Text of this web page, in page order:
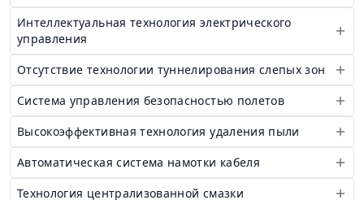
Интеллектуальная технология электрического
управления
Отсутствие технологии туннелирования слепых зон
Система управления безопасностью полетов
Высокоэффективная технология удаления пыли
Автоматическая система намотки кабеля
Технология централизованной смазки